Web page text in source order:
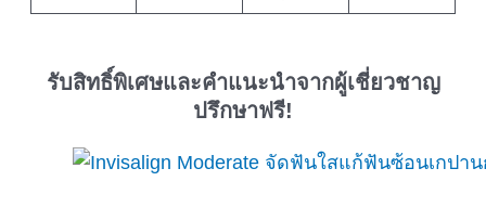
รับสิทธิ์พิเศษและคำแนะนำจากผู้เชี่ยวชาญ
ปรึกษาฟรี!